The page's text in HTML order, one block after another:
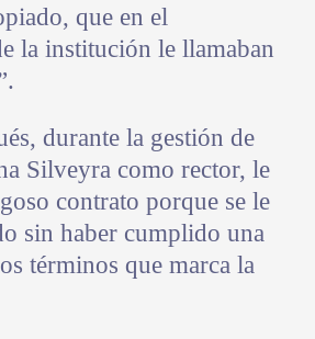
que en el
la institución le llamaban
durante la gestión de
Silveyra como rector, le
contrato porque se le
sin haber cumplido una
términos que marca la